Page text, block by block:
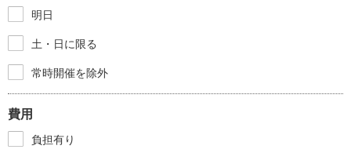
明日
土・日に限る
常時開催を除外
費用
負担有り